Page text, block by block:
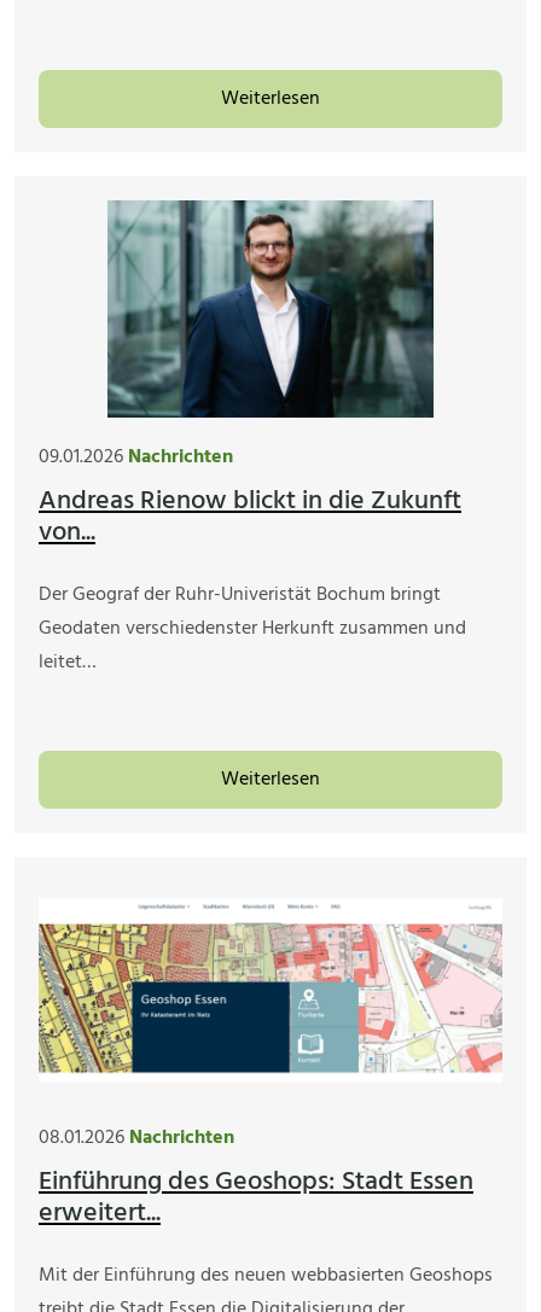
Weiterlesen
09.01.2026Nachrichten
Andreas Rienow blickt in die Zukunft
von...
Der Geograf der Ruhr-Univeristät Bochum bringt
Geodaten verschiedenster Herkunft zusammen und
leitet…
Weiterlesen
08.01.2026Nachrichten
Einführung des Geoshops: Stadt Essen
erweitert...
Mit der Einführung des neuen webbasierten Geoshops